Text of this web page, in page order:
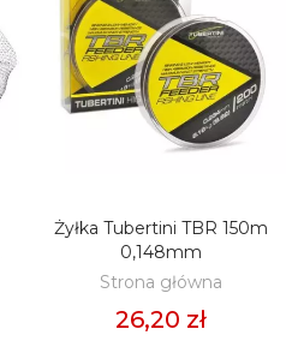
DODAJ DO KOSZYKA
Żyłka Tubertini TBR 150m
0,148mm
Strona główna
26,20 zł